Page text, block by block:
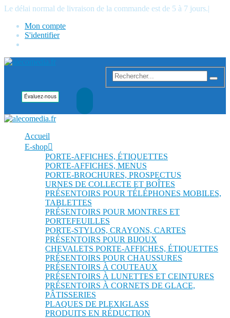
Le délai normal de livraison de la commande est de 5 à 7 jours.|
Mon compte
S'identifier
Accueil
E-shop
PORTE-AFFICHES, ÉTIQUETTES
PORTE-AFFICHES, MENUS
PORTE-BROCHURES, PROSPECTUS
URNES DE COLLECTE ET BOÎTES
PRÉSENTOIRS POUR TÉLÉPHONES MOBILES,
TABLETTES
PRÉSENTOIRS POUR MONTRES ET
PORTEFEUILLES
PORTE-STYLOS, CRAYONS, CARTES
PRÉSENTOIRS POUR BIJOUX
CHEVALETS PORTE-AFFICHES, ÉTIQUETTES
PRÉSENTOIRS POUR CHAUSSURES
PRÉSENTOIRS À COUTEAUX
PRÉSENTOIRS À LUNETTES ET CEINTURES
PRÉSENTOIRS À CORNETS DE GLACE,
PÂTISSERIES
PLAQUES DE PLEXIGLASS
PRODUITS EN RÉDUCTION